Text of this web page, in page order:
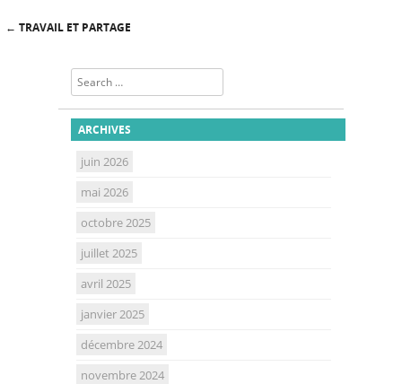
← TRAVAIL ET PARTAGE
Search
ARCHIVES
juin 2026
mai 2026
octobre 2025
juillet 2025
avril 2025
janvier 2025
décembre 2024
novembre 2024